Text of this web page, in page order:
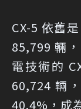
CX-5 依舊
85,799 輛
電技術的
60,724 輛
40.4%，成